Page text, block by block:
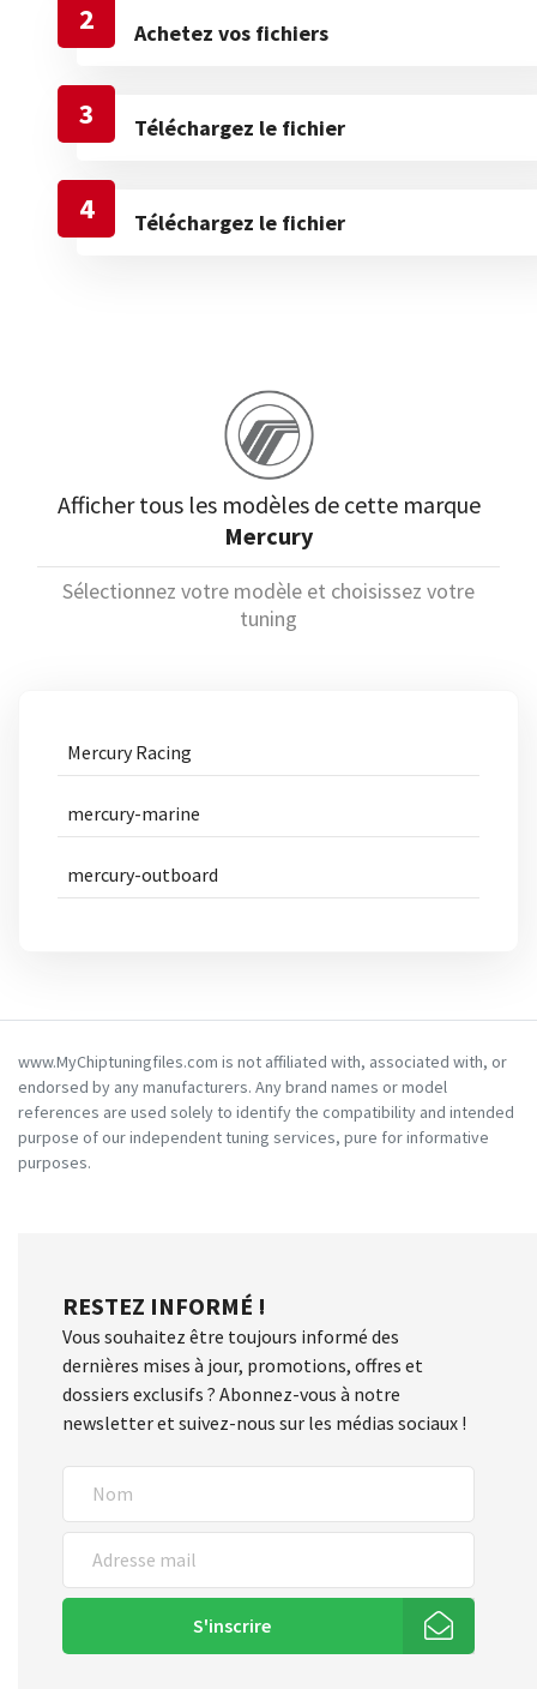
2 Achetez vos fichiers
3 Téléchargez le fichier
4 Téléchargez le fichier
Afficher tous les modèles de cette marque
Mercury
Sélectionnez votre modèle et choisissez votre
tuning
Mercury Racing
mercury-marine
mercury-outboard
www.MyChiptuningfiles.com is not affiliated with, associated with, or
endorsed by any manufacturers. Any brand names or model
references are used solely to identify the compatibility and intended
purpose of our independent tuning services, pure for informative
purposes.
RESTEZ INFORMÉ !
Vous souhaitez être toujours informé des
dernières mises à jour, promotions, offres et
dossiers exclusifs ? Abonnez-vous à notre
newsletter et suivez-nous sur les médias sociaux !
S'inscrire